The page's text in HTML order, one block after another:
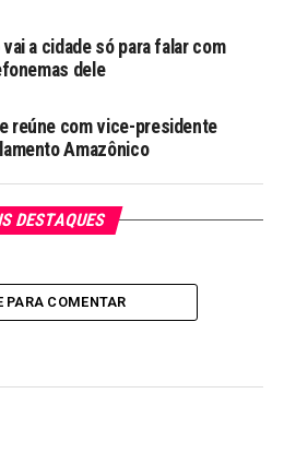
a cidade só para falar com
dele
reúne com vice-presidente
Amazônico
DESTAQUES
PARA COMENTAR